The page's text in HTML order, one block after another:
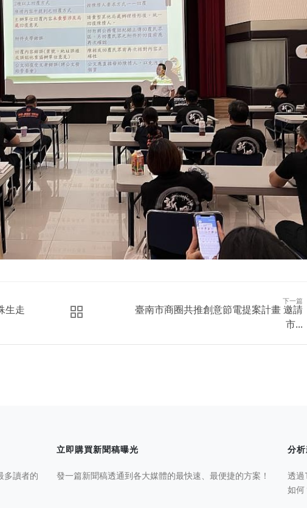
生走
下一篇
臺南市商圈共推創意節電提案計畫 邀請
市...
多讀者的
立即購買新聞稿曝光
發一篇新聞稿透通到各大媒體的最快速、最便捷的方案！
分
透過
如何